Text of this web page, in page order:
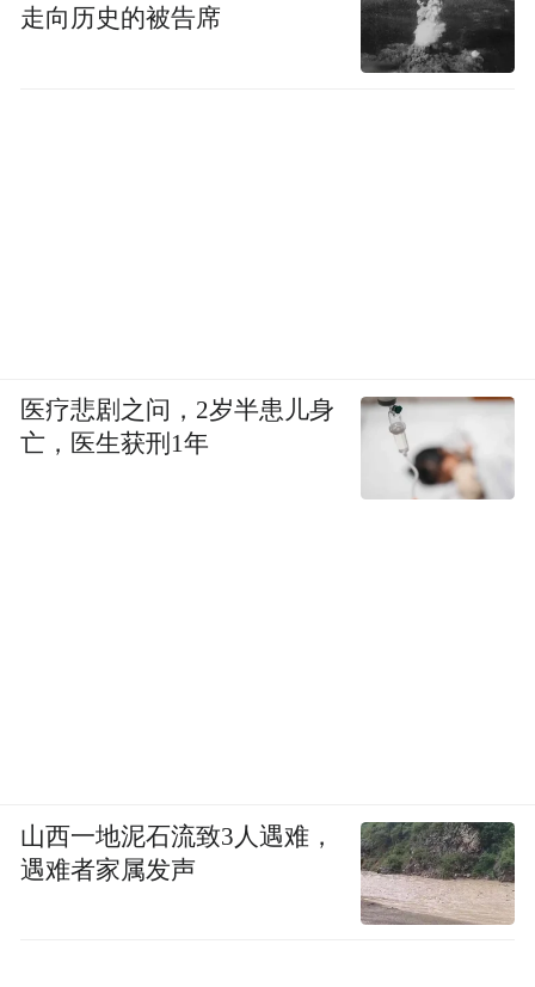
走向历史的被告席
医疗悲剧之问，2岁半患儿身
亡，医生获刑1年
山西一地泥石流致3人遇难，
遇难者家属发声